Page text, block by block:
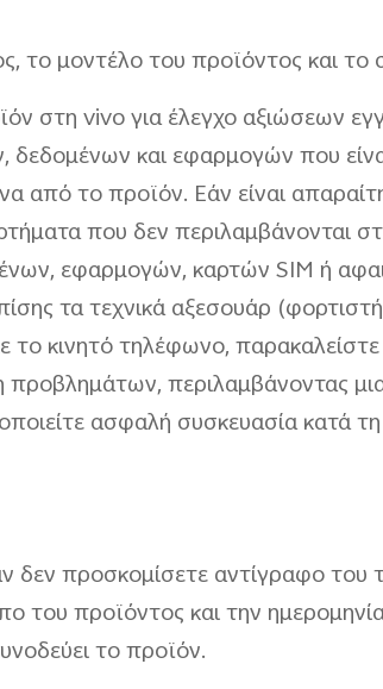
το μοντέλο του προϊόντος και το
στη vivo για έλεγχο αξιώσεων
και εφαρμογών που
από το προϊόν. Εάν είναι
που δεν περιλαμβάνονται
εφαρμογών, καρτών SIM ή
τα τεχνικά αξεσουάρ
το κινητό τηλέφωνο,
περιλαμβάνοντας
ασφαλή συσκευασία κατά
δεν προσκομίσετε αντίγραφο του
προϊόντος και την
το προϊόν.